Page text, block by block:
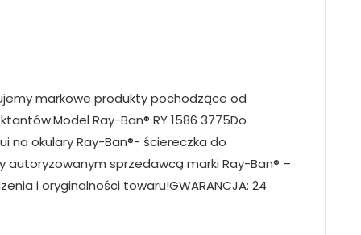
markowe produkty pochodzące od
Ray-Ban® RY 1586 3775Do
na okulary Ray-Ban®- ściereczka do
autoryzowanym sprzedawcą marki Ray-Ban® –
i oryginalności towaru!GWARANCJA: 24